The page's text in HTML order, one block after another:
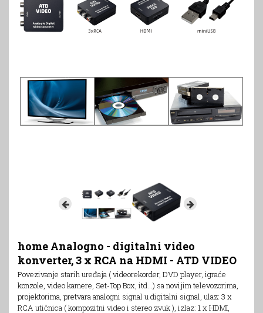
home Analogno - digitalni video
konverter, 3 x RCA na HDMI - ATD VIDEO
Povezivanje starih uređaja ( videorekorder, DVD player, igraće
konzole, video kamere, Set-Top Box, itd...) sa novijim televozorima,
projektorima, pretvara analogni signal u digitalni signal, ulaz: 3 x
RCA utičnica ( kompozitni video i stereo zvuk ), izlaz: 1 x HDMI,